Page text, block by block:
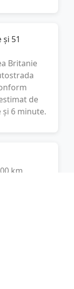
și 51
Britanie
de
și 6 minute.
km